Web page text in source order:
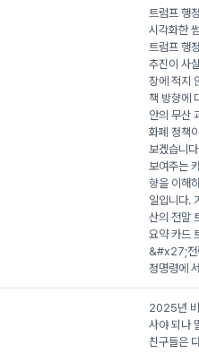
트럼프 행
시각화한
트럼프 행
추진이 사
장에 적지
책 방향에
안의 무산
화폐 정책
보겠습니
보여주는
향을 이해
일입니다.
산의 전말
요약 카드
&#x27;전
정명령에
2025년 비
사야 되나
친구들은